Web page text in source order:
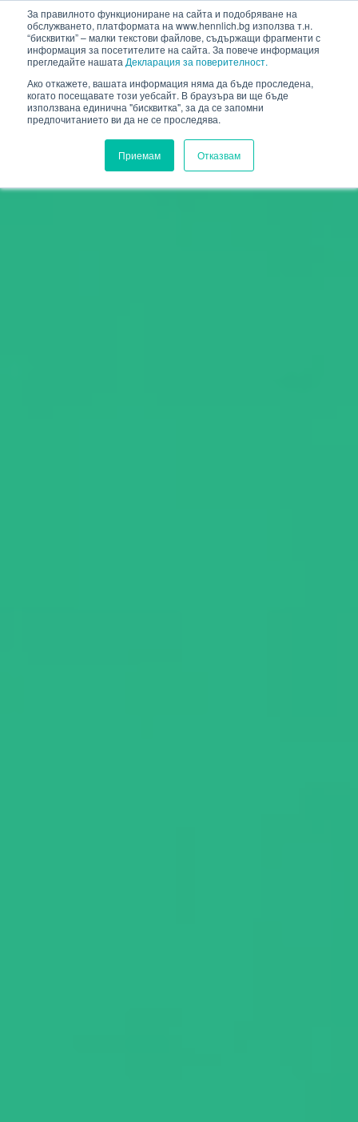
За правилното функциониране на сайта и подобряване на
обслужването, платформата на www.hennlich.bg използва т.н.
“бисквитки” – малки текстови файлове, съдържащи фрагменти с
информация за посетителите на сайта. За повече информация
прегледайте нашата Декларация за поверителност.
Ако откажете, вашата информация няма да бъде проследена,
когато посещавате този уебсайт. В браузъра ви ще бъде
използвана единична "бисквитка", за да се запомни
предпочитанието ви да не се проследява.
Приемам Отказвам
HENNLICH